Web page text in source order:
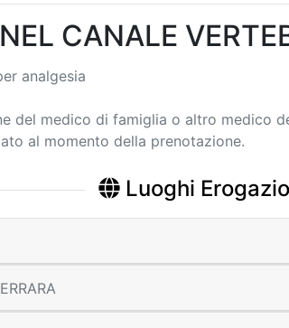
CANALE
analgesia
del medico di famiglia o altro medico
al momento della prenotazione.
Luoghi